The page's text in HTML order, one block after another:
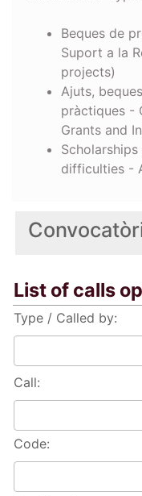
List of calls
Type / Called by:
Call:
Code:
Beques de
Suport a la
projects)
Ajuts,
pràctiques -
Grants and
difficulties -